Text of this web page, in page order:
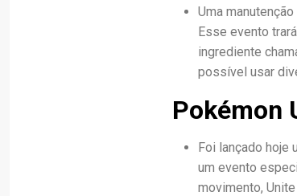
Uma
Esse evento
ingrediente
possível usar
Pokémon
Foi lançado hoje
um evento
movimento,